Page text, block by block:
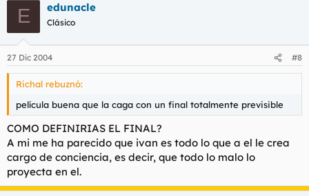
E edunacle
Clásico
27 Dic 2004 #8
Richal rebuznó:
película buena que la caga con un final totalmente previsible
COMO DEFINIRIAS EL FINAL?
A mi me ha parecido que ivan es todo lo que a el le crea
cargo de conciencia, es decir, que todo lo malo lo
proyecta en el.